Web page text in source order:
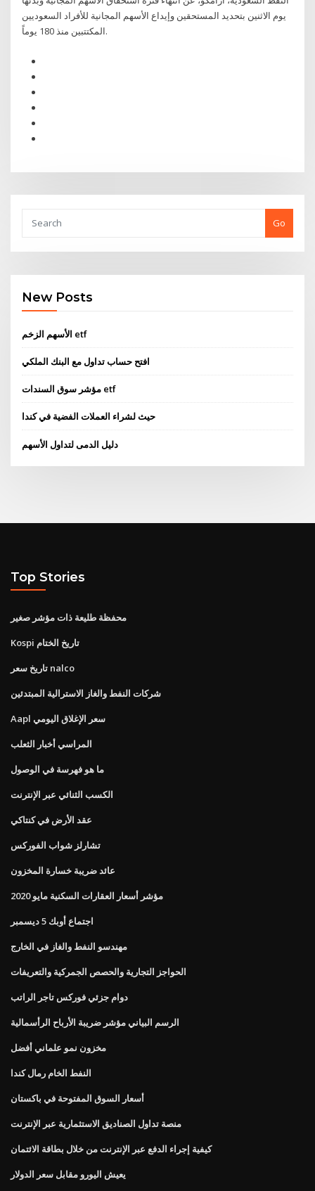
يوم الاثنين بتحديد المستحقين وإيداع الأسهم المجانية للأفراد السعوديين
المكتتبين منذ 180 يوماً.
Go
New Posts
الأسهم الزخم etf
افتح حساب تداول مع البنك الملكي
مؤشر سوق السندات etf
حيث لشراء العملات الفضية في كندا
دليل الدمى لتداول الأسهم
Top Stories
محفظة طليعة ذات مؤشر صغير
Kospi تاريخ الختام
تاريخ سعر nalco
شركات النفط والغاز الاسترالية المبتدئين
Aapl سعر الإغلاق اليومي
المراسي أخبار الثعلب
ما هو فهرسة في الوصول
الكسب الثنائي عبر الإنترنت
عقد الأرض في كنتاكي
تشارلز شواب الفوركس
عائد ضريبة خسارة المخزون
مؤشر أسعار العقارات السكنية مايو 2020
اجتماع أوبك 5 ديسمبر
مهندسو النفط والغاز في الخارج
الحواجز التجارية والحصص الجمركية والتعريفات
دوام جزئي فوركس تاجر الراتب
الرسم البياني مؤشر ضريبة الأرباح الرأسمالية
مخزون نمو علماني أفضل
النفط الخام رمال كندا
أسعار السوق المفتوحة في باكستان
منصة تداول الصناديق الاستثمارية عبر الإنترنت
كيفية إجراء الدفع عبر الإنترنت من خلال بطاقة الائتمان
يعيش اليورو مقابل سعر الدولار